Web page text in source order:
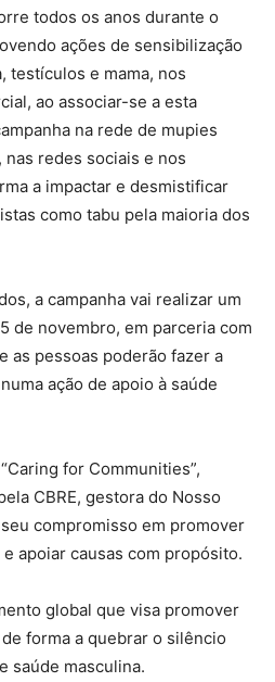
todos os anos durante o
ações de sensibilização
testículos e mama, nos
ao associar-se a esta
na rede de mupies
redes sociais e nos
a impactar e desmistificar
como tabu pela maioria dos
a campanha vai realizar um
de novembro, em parceria com
as pessoas poderão fazer a
ação de apoio à saúde
for Communities”,
CBRE, gestora do Nosso
compromisso em promover
apoiar causas com propósito.
global que visa promover
forma a quebrar o silêncio
saúde masculina.